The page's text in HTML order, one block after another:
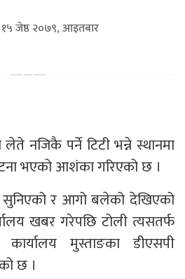
१५ जेष्ठ २०७९, आइतबार
नजिकै पर्ने टिटी भन्ने स्थानमा
भएको आशंका गरिएको छ ।
र आगो बलेको देखिएको
खबर गरेपछि टोली त्यसतर्फ
मुस्ताङका डीएसपी
छ ।